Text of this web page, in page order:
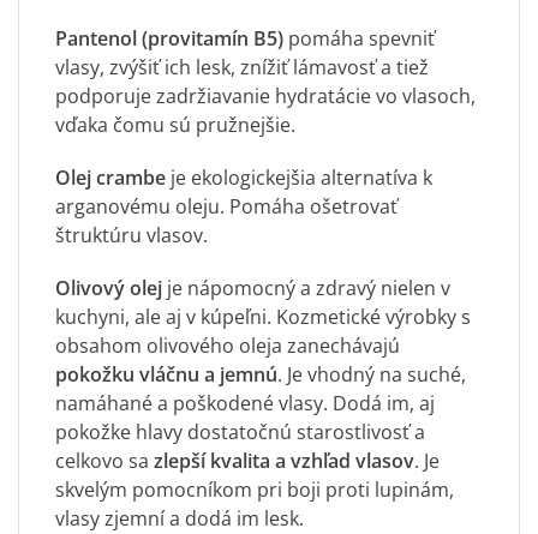
Pantenol(provitamín B5) pomáha spevniť
vlasy, zvýšiť ich lesk, znížiť lámavosť a tiež
podporuje zadržiavanie hydratácie vo vlasoch,
vďaka čomu sú pružnejšie.
Olej crambe je ekologickejšia alternatíva k
arganovému oleju. Pomáha ošetrovať
štruktúru vlasov.
Olivový olej je nápomocný a zdravý nielen v
kuchyni, ale aj v kúpeľni. Kozmetické výrobky s
obsahom olivového oleja zanechávajú
pokožku vláčnu a jemnú. Je vhodný na suché,
namáhané a poškodené vlasy. Dodá im, aj
pokožke hlavy dostatočnú starostlivosť a
celkovo sa zlepší kvalita a vzhľad vlasov. Je
skvelým pomocníkom pri boji proti lupinám,
vlasy zjemní a dodá im lesk.